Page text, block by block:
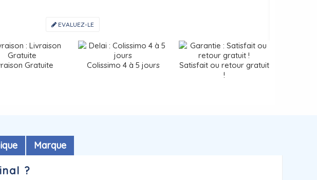
EVALUEZ-LE
Gratuite
Colissimo 4 à 5 jours
Satisfait ou retour gratuit
!
Marque
?